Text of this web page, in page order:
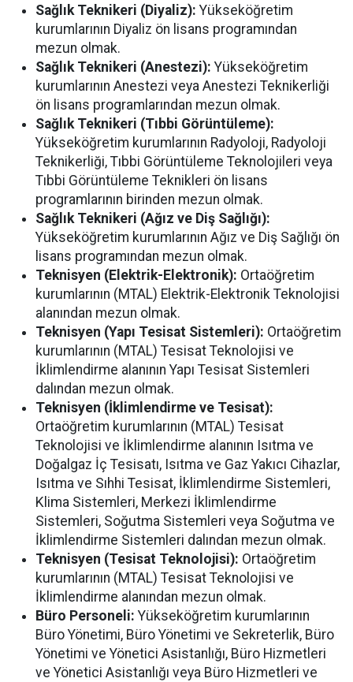
Sağlık Teknikeri (Diyaliz): Yükseköğretim
kurumlarının Diyaliz ön lisans programından
mezun olmak.
Sağlık Teknikeri (Anestezi): Yükseköğretim
kurumlarının Anestezi veya Anestezi Teknikerliği
ön lisans programlarından mezun olmak.
Sağlık Teknikeri (Tıbbi Görüntüleme):
Yükseköğretim kurumlarının Radyoloji, Radyoloji
Teknikerliği, Tıbbi Görüntüleme Teknolojileri veya
Tıbbi Görüntüleme Teknikleri ön lisans
programlarının birinden mezun olmak.
Sağlık Teknikeri (Ağız ve Diş Sağlığı):
Yükseköğretim kurumlarının Ağız ve Diş Sağlığı ön
lisans programından mezun olmak.
Teknisyen (Elektrik-Elektronik): Ortaöğretim
kurumlarının (MTAL) Elektrik-Elektronik Teknolojisi
alanından mezun olmak.
Teknisyen (Yapı Tesisat Sistemleri): Ortaöğretim
kurumlarının (MTAL) Tesisat Teknolojisi ve
İklimlendirme alanının Yapı Tesisat Sistemleri
dalından mezun olmak.
Teknisyen (İklimlendirme ve Tesisat):
Ortaöğretim kurumlarının (MTAL) Tesisat
Teknolojisi ve İklimlendirme alanının Isıtma ve
Doğalgaz İç Tesisatı, Isıtma ve Gaz Yakıcı Cihazlar,
Isıtma ve Sıhhi Tesisat, İklimlendirme Sistemleri,
Klima Sistemleri, Merkezi İklimlendirme
Sistemleri, Soğutma Sistemleri veya Soğutma ve
İklimlendirme Sistemleri dalından mezun olmak.
Teknisyen (Tesisat Teknolojisi): Ortaöğretim
kurumlarının (MTAL) Tesisat Teknolojisi ve
İklimlendirme alanından mezun olmak.
Büro Personeli: Yükseköğretim kurumlarının
Büro Yönetimi, Büro Yönetimi ve Sekreterlik, Büro
Yönetimi ve Yönetici Asistanlığı, Büro Hizmetleri
ve Yönetici Asistanlığı veya Büro Hizmetleri ve